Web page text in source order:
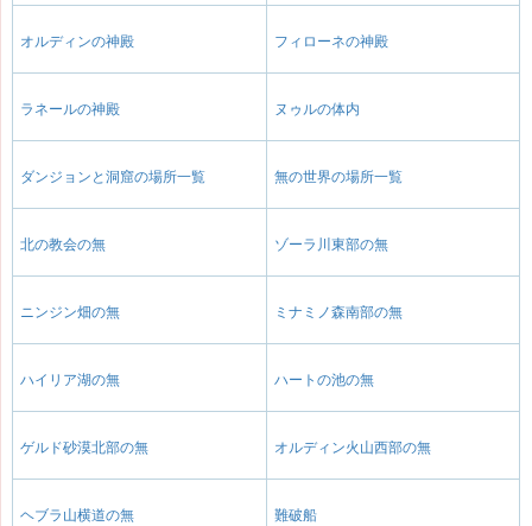
オルディンの神殿 フィローネの神殿
ラネールの神殿 ヌゥルの体内
ダンジョンと洞窟の場所一覧 無の世界の場所一覧
北の教会の無 ゾーラ川東部の無
ニンジン畑の無 ミナミノ森南部の無
ハイリア湖の無 ハートの池の無
ゲルド砂漠北部の無 オルディン火山西部の無
ヘブラ山横道の無 難破船